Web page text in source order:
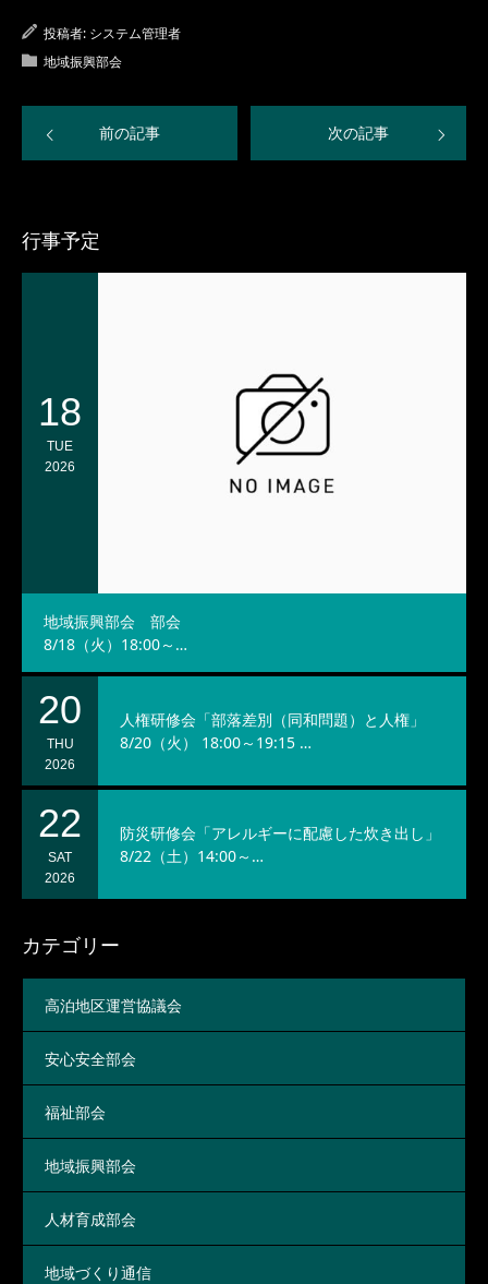
投稿者: システム管理者
地域振興部会
前の記事 次の記事
行事予定
18
TUE
2026
地域振興部会 部会
8/18（火）18:00～…
20
THU
2026
人権研修会「部落差別（同和問題）と人権」
8/20（火） 18:00～19:15 …
22
SAT
2026
防災研修会「アレルギーに配慮した炊き出し」
8/22（土）14:00～…
カテゴリー
高泊地区運営協議会
安心安全部会
福祉部会
地域振興部会
人材育成部会
地域づくり通信